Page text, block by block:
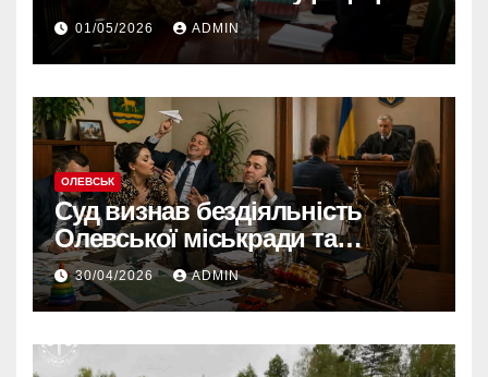
армії: що зміниться вже з
червня
01/05/2026 ADMIN
ОЛЕВСЬК
Суд визнав бездіяльність
Олевської міськради та
зобов’язав усунути порушення
30/04/2026 ADMIN